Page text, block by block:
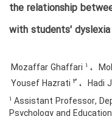
the relationship
with students'
Mozaffar Ghaffari 1
Yousef Hazrati 3 Hadi
1 Assistant Professor,